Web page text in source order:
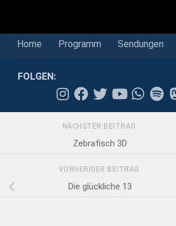
Home Programm Sendungen
FOLGEN:
NÄCHSTER BEITRAG
Zebrafisch 3D
VORHERIGER BEITRAG
Die glückliche 13